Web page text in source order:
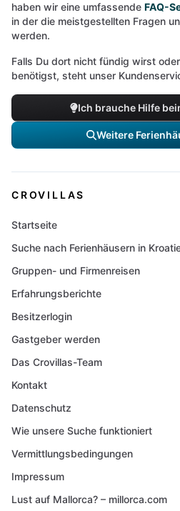
haben wir eine umfassende FAQ-
in der die meistgestellten Fragen
werden.
Falls Du dort nicht fündig wirst
benötigst, steht unser
Ich brauche Hilfe
Weitere
CROVILLAS
Startseite
Suche nach Ferienhäusern in
Gruppen- und Firmenreisen
Erfahrungsberichte
Besitzerlogin
Gastgeber werden
Das Crovillas-Team
Kontakt
Datenschutz
Wie unsere Suche funktioniert
Vermittlungsbedingungen
Impressum
Lust auf Mallorca? – millorca.com